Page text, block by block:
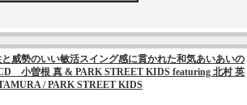
威勢のいい敏活スイング感に貫かれた和気あいあいの
小曽根 真 & PARK STREET KIDS featuring 北村 英
/ PARK STREET KIDS